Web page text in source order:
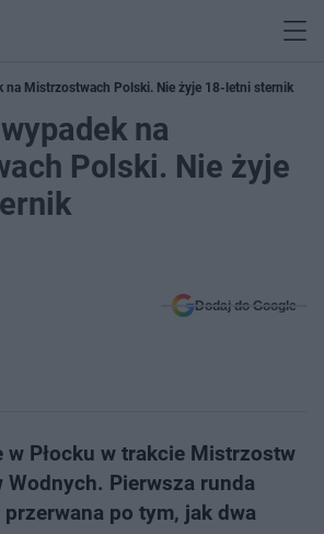
na Mistrzostwach Polski. Nie żyje 18-letni sternik
na
Polski. Nie żyje
Dodaj do Google
w Płocku w trakcie Mistrzostw
Wodnych. Pierwsza runda
przerwana po tym, jak dwa